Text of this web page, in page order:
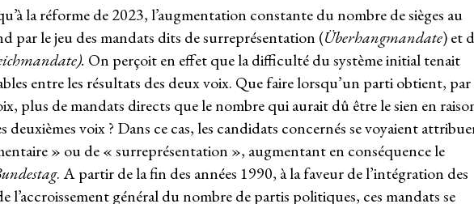
la réforme de 2023, l’augmentation constante du nombre de sièges au
par le jeu des mandats dits de surreprésentation (Überhangmandate) et
. On perçoit en effet que la difficulté du système initial tenait
entre les résultats des deux voix. Que faire lorsqu’un parti obtient, par
plus de mandats directs que le nombre qui aurait dû être le sien en
deuxièmes voix ? Dans ce cas, les candidats concernés se voyaient
» ou de « surreprésentation », augmentant en conséquence le
. A partir de la fin des années 1990, à la faveur de l’intégration des
l’accroissement général du nombre de partis politiques, ces mandats se